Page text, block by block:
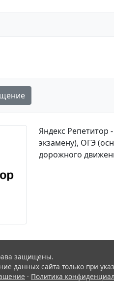
сообщение
Яндекс Репетитор
экзамену), ОГЭ
дорожного
защищены.
данных сайта только при
· Политика